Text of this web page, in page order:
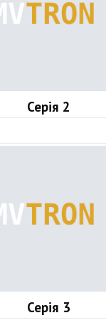
Серія 2
Серія 3